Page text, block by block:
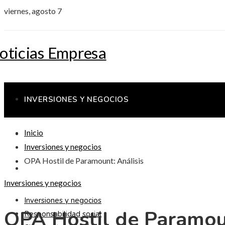
viernes, agosto 7
INVERSIONES Y NEGOCIOS
RESPONSABILIDAD SOCIAL
Inversiones y negocios
Responsabilidad social
Inicio
Inversiones y negocios
OPA Hostil de Paramount: Análisis
Inversiones y negocios
OPA Hostil de